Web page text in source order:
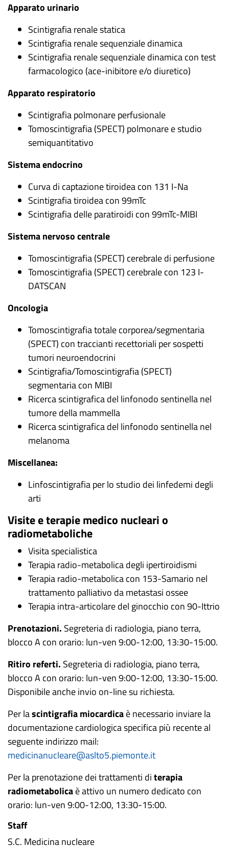
Apparato urinario
Scintigrafia renale statica
Scintigrafia renale sequenziale dinamica
Scintigrafia renale sequenziale dinamica con test
farmacologico (ace-inibitore e/o diuretico)
Apparato respiratorio
Scintigrafia polmonare perfusionale
Tomoscintigrafia (SPECT) polmonare e studio
semiquantitativo
Sistema endocrino
Curva di captazione tiroidea con 131 I-Na
Scintigrafia tiroidea con 99mTc
Scintigrafia delle paratiroidi con 99mTc-MIBI
Sistema nervoso centrale
Tomoscintigrafia (SPECT) cerebrale di perfusione
Tomoscintigrafia (SPECT) cerebrale con 123 I-
DATSCAN
Oncologia
Tomoscintigrafia totale corporea/segmentaria
(SPECT) con traccianti recettoriali per sospetti
tumori neuroendocrini
Scintigrafia/Tomoscintigrafia (SPECT)
segmentaria con MIBI
Ricerca scintigrafica del linfonodo sentinella nel
tumore della mammella
Ricerca scintigrafica del linfonodo sentinella nel
melanoma
Miscellanea:
Linfoscintigrafia per lo studio dei linfedemi degli
arti
Visite e terapie medico nucleari o
radiometaboliche
Visita specialistica
Terapia radio-metabolica degli ipertiroidismi
Terapia radio-metabolica con 153-Samario nel
trattamento palliativo da metastasi ossee
Terapia intra-articolare del ginocchio con 90-Ittrio
Prenotazioni. Segreteria di radiologia, piano terra,
blocco A con orario: lun-ven 9:00-12:00, 13:30-15:00.
Ritiro referti. Segreteria di radiologia, piano terra,
blocco A con orario: lun-ven 9:00-12:00, 13:30-15:00.
Disponibile anche invio on-line su richiesta.
Per lascintigrafia miocardicaè necessario inviare la
documentazione cardiologica specifica più recente al
seguente indirizzo mail:
medicinanucleare@aslto5.piemonte.it
Per la prenotazione dei trattamenti diterapia
radiometabolicaè attivo un numero dedicato con
orario: lun-ven 9:00-12:00, 13:30-15:00.
Staff
S.C. Medicina nucleare